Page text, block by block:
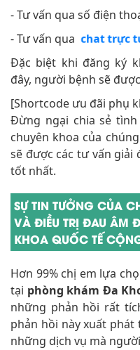
- Tư vấn qua số điện
- Tư vấn qua chat trực
Đặc biệt khi đăng ký
đây, người bệnh sẽ
[Shortcode ưu đãi phụ
Đừng ngại chia sẻ
chuyên khoa của
sẽ được các tư vấn giải
tốt nhất.
SỰ TIN TƯỞNG CỦA
VÀ ĐIỀU TRỊ ĐAU ÂM
KHOA QUỐC TẾ
Hơn 99% chị em lựa
tại phòng khám Đa
những phản hồi rất
phản hồi này xuất
những dịch vụ mà